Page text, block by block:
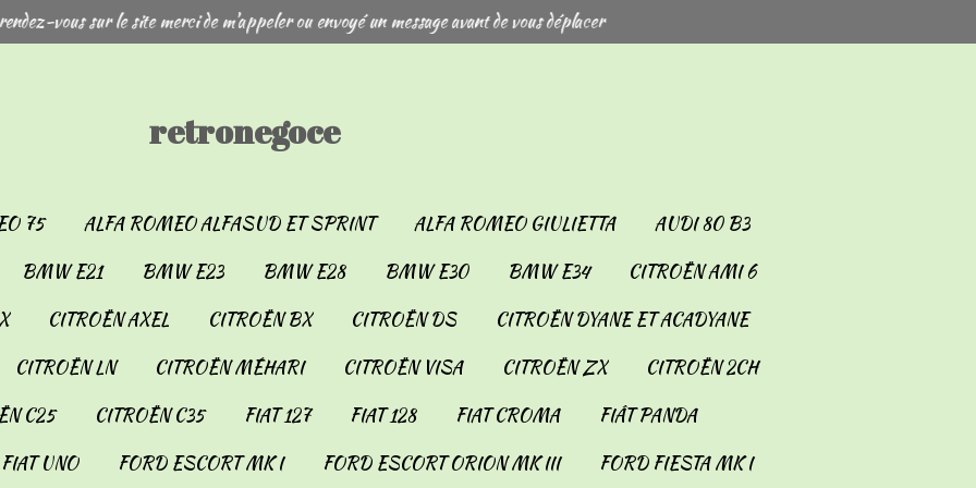
vous sur le site merci de m'appeler ou envoyé un message avant de vous déplacer
retronegoce
75 ALFA ROMEO ALFASUD ET SPRINT ALFA ROMEO GIULIETTA
AUDI 80 B3
BMW E21 BMW E23 BMW E28 BMW E30 BMW E34
CITROËN AMI 6
CITROËN AXEL CITROËN BX CITROËN DS
CITROËN DYANE ET ACADYANE
CITROËN LN CITROËN MÉHARI CITROËN VISA CITROËN ZX
CITROËN 2CH
C25 CITROËN C35 FIAT 127 FIAT 128 FIAT CROMA
FIÂT PANDA
FIAT UNO FORD ESCORT MK I FORD ESCORT ORION MK III
FORD FIESTA MK I